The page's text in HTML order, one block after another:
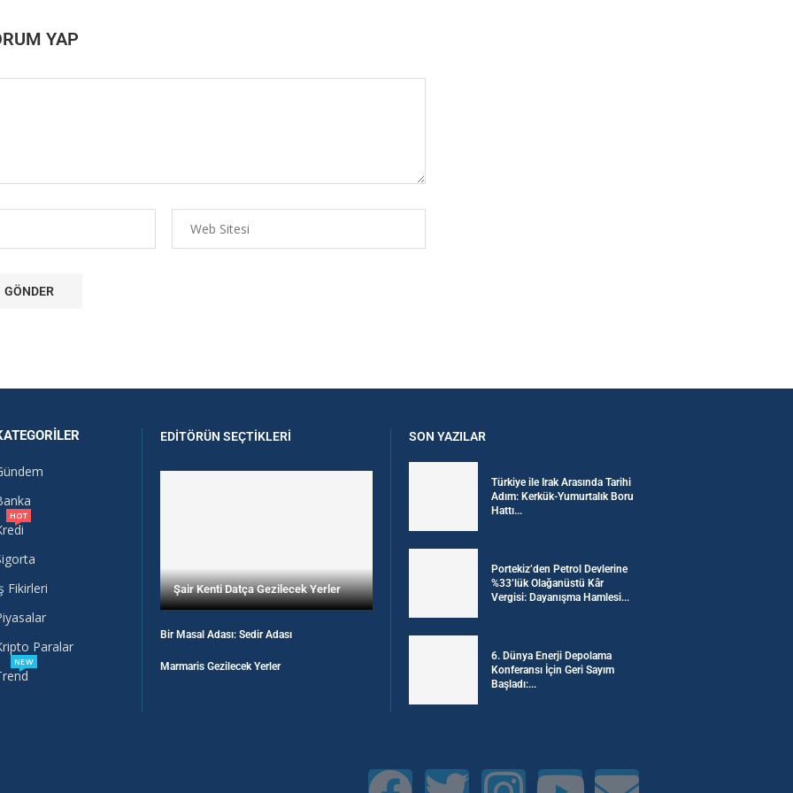
YAP
HOT
Fikirleri
Paralar
NEW
EDITÖRÜN SEÇTIKLERI
Şair Kenti Datça Gezilecek Yerler
Bir Masal Adası: Sedir Adası
Marmaris Gezilecek Yerler
SON YAZILAR
Türkiye ile Irak Arasında Tarihi
Adım: Kerkük-Yumurtalık Boru
Hattı...
Portekiz’den Petrol Devlerine
%33’lük Olağanüstü Kâr
Vergisi: Dayanışma Hamlesi...
6. Dünya Enerji Depolama
Konferansı İçin Geri Sayım
Başladı:...